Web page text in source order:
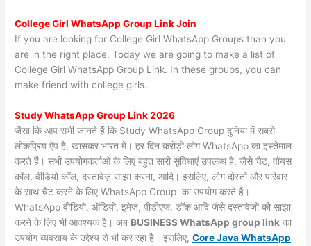
College Girl WhatsApp Group Link Join
If you are looking for College Girl WhatsApp Groups than you
are in the right place. Today we are going to make a list of
College Girl WhatsApp Group Link. In these groups, you can
make friend with college girls.
Study WhatsApp Group Link 2026
जैसा कि आप सभी जानते हैं कि Study WhatsApp Group दुनिया में सबसे
लोकप्रिय ऐप है, खासकर भारत में। हर दिन करोड़ों लोग WhatsApp का इस्तेमाल
करते हैं। सभी उपयोगकर्ताओं के लिए बहुत सारी सुविधाएं उपलब्ध हैं, जैसे चैट, वॉयस
कॉल, वीडियो कॉल, दस्तावेज़ साझा करना, आदि। इसलिए, लोग दोस्तों और परिवार
के साथ चैट करने के लिए WhatsApp Group का उपयोग करते हैं।
WhatsApp वीडियो, ऑडियो, इमेज, पीडीएफ, डॉक आदि जैसे दस्तावेजों को साझा
करने के लिए भी आवश्यक है। अब BUSINESS WhatsApp group link का
उपयोग व्यवसाय के उद्देश्य से भी कर रहा है। इसलिए,Core Java WhatsApp